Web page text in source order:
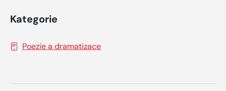
Kategorie
Poezie a dramatizace